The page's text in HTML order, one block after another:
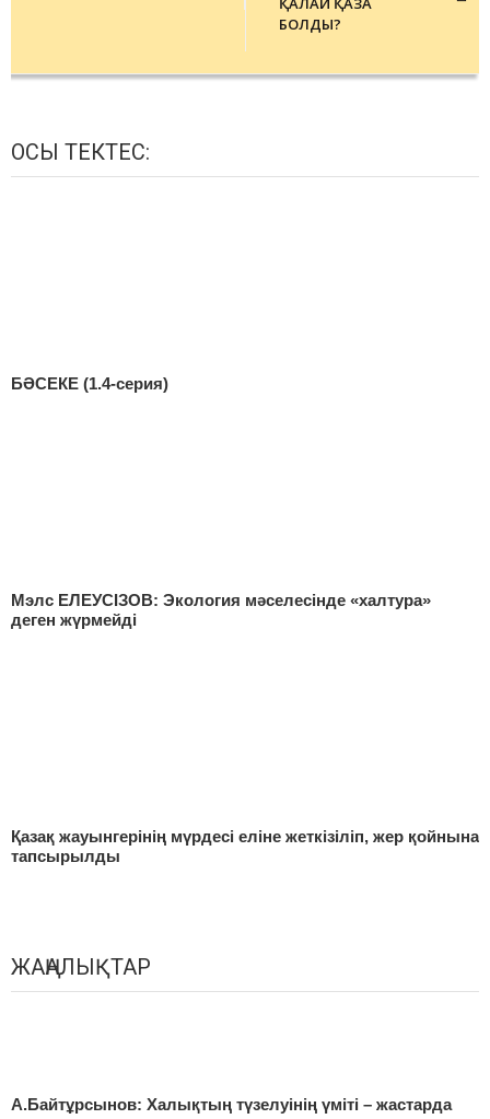
БОЛДЫ?
ОСЫ ТЕКТЕС:
БӘСЕКЕ (1.4-серия)
Мэлс ЕЛЕУСІЗОВ: Экология мәселесінде «халтура»
деген жүрмейді
Қазақ жауынгерінің мүрдесі еліне жеткізіліп, жер қойнына
тапсырылды
ЖАҢАЛЫҚТАР
А.Байтұрсынов: Халықтың түзелуінің үміті – жастарда